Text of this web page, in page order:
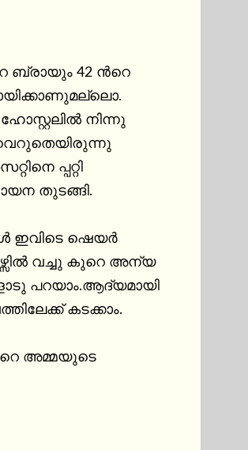
ബ്രായും 42 ൻറെ
നിന്നു
വെറുതെയിരുന്നു
പ്പറ്റി
തുടങ്ങി.
ഇവിടെ ഷെയർ
വച്ചു കുറെ അന്യ
പറയാം.ആദ്യമായി
കടക്കാം.
അമ്മയുടെ